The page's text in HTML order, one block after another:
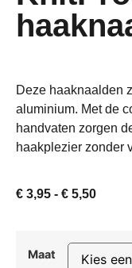
Deze haaknaalden
aluminium. Met de
handvaten zorgen
haakplezier zonder
€ 3,95 - € 5,50
Maat